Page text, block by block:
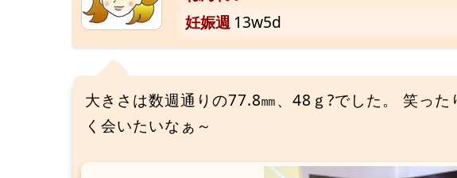
妊娠週 13w5d
大きさは数週通りの77.8㎜、48ｇ?でした。 笑っ
く会いたいなぁ～